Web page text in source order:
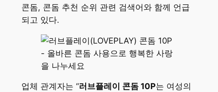
콘돔, 콘돔 추천 순위 관련 검색어와 함께 언급
되고 있다.
업체 관계자는 “러브플레이 콘돔 10P는 여성의